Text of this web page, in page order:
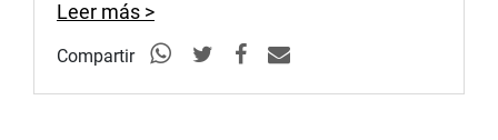
Leer más >
Compartir